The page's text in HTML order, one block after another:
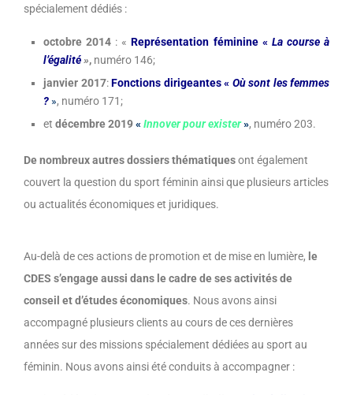
spécialement dédiés :
octobre 2014 : «Représentation féminine « La course à
l’égalité», numéro 146;
janvier 2017:Fonctions dirigeantes « Où sont les femmes
? », numéro 171;
et décembre 2019« Innover pour exister», numéro 203.
De nombreux autres dossiers thématiquesont également
couvert la question du sport féminin ainsi que plusieurs articles
ou actualités économiques et juridiques.
Au-delà de ces actions de promotion et de mise en lumière, le
CDES s’engage aussi dans le cadre de ses activités de
conseil et d’études économiques. Nous avons ainsi
accompagné plusieurs clients au cours de ces dernières
années sur des missions spécialement dédiées au sport au
féminin. Nous avons ainsi été conduits à accompagner :